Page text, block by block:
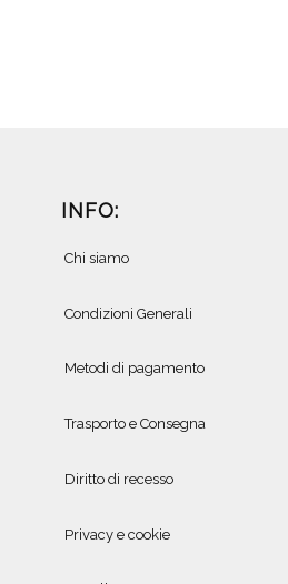
INFO:
Chi siamo
Condizioni Generali
Metodi di pagamento
Trasporto e Consegna
Diritto di recesso
Privacy e cookie